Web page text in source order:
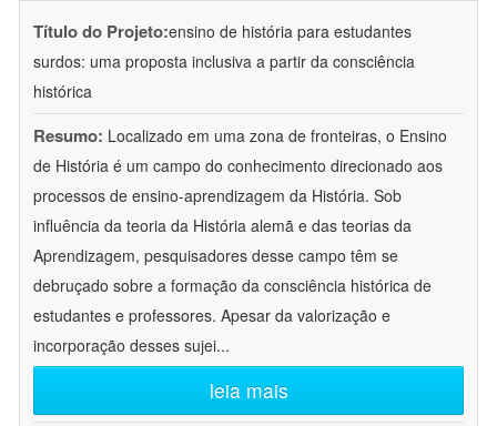
Título do Projeto:ensino de história para estudantes
surdos: uma proposta inclusiva a partir da consciência
histórica
Resumo: Localizado em uma zona de fronteiras, o Ensino
de História é um campo do conhecimento direcionado aos
processos de ensino-aprendizagem da História. Sob
influência da teoria da História alemã e das teorias da
Aprendizagem, pesquisadores desse campo têm se
debruçado sobre a formação da consciência histórica de
estudantes e professores. Apesar da valorização e
incorporação desses sujei...
leia mais